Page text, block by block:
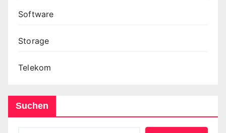
Software
Storage
Telekom
Suchen